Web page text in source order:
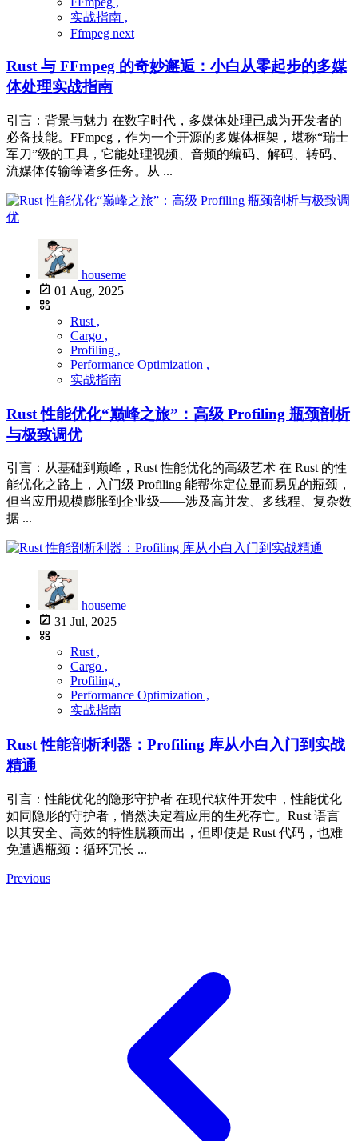
实战指南 ,
Ffmpeg next
Rust 与 FFmpeg 的奇妙邂逅：小白从零起步的多媒
体处理实战指南
引言：背景与魅力 在数字时代，多媒体处理已成为开发者的
必备技能。FFmpeg，作为一个开源的多媒体框架，堪称“瑞士
军刀”级的工具，它能处理视频、音频的编码、解码、转码、
流媒体传输等诸多任务。从 ...
houseme
01 Aug, 2025
Rust ,
Cargo ,
Profiling ,
Performance Optimization ,
实战指南
Rust 性能优化“巅峰之旅”：高级 Profiling 瓶颈剖析
与极致调优
引言：从基础到巅峰，Rust 性能优化的高级艺术 在 Rust 的性
能优化之路上，入门级 Profiling 能帮你定位显而易见的瓶颈，
但当应用规模膨胀到企业级——涉及高并发、多线程、复杂数
据 ...
houseme
31 Jul, 2025
Rust ,
Cargo ,
Profiling ,
Performance Optimization ,
实战指南
Rust 性能剖析利器：Profiling 库从小白入门到实战
精通
引言：性能优化的隐形守护者 在现代软件开发中，性能优化
如同隐形的守护者，悄然决定着应用的生死存亡。Rust 语言
以其安全、高效的特性脱颖而出，但即使是 Rust 代码，也难
免遭遇瓶颈：循环冗长 ...
Previous